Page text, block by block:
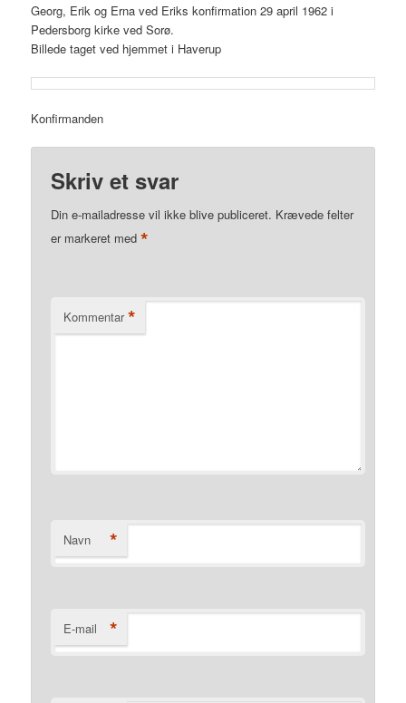
Georg, Erik og Erna ved Eriks konfirmation 29 april 1962 i
Pedersborg kirke ved Sorø.
Billede taget ved hjemmet i Haverup
Konfirmanden
Skriv et svar
Din e-mailadresse vil ikke blive publiceret. Krævede felter
er markeret med*
Kommentar *
Navn *
E-mail *